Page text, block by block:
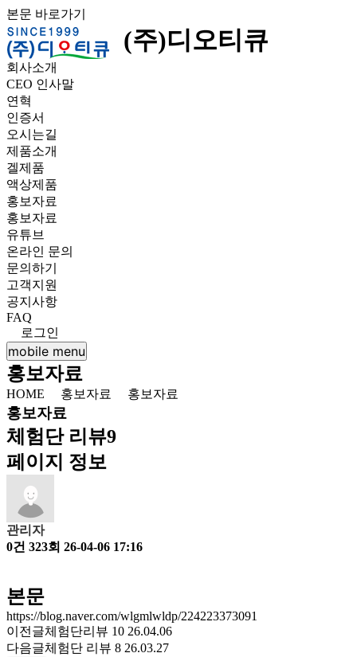
본문 바로가기
(주)디오티큐
회사소개
CEO 인사말
연혁
인증서
오시는길
제품소개
겔제품
액상제품
홍보자료
홍보자료
유튜브
온라인 문의
문의하기
고객지원
공지사항
FAQ
로그인
mobile menu
홍보자료
HOME 홍보자료 홍보자료
홍보자료
체험단 리뷰9
페이지 정보
관리자
0건 323회 26-04-06 17:16
본문
https://blog.naver.com/wlgmlwldp/224223373091
이전글체험단리뷰 10 26.04.06
다음글체험단 리뷰 8 26.03.27